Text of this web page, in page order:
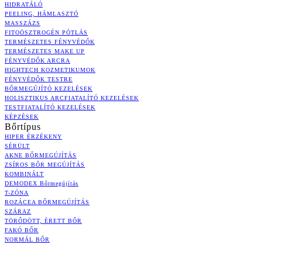
HIDRATÁLÓ
PEELING, HÁMLASZTÓ
MASSZÁZS
FITOÖSZTROGÉN PÓTLÁS
TERMÉSZETES FÉNYVÉDŐK
TERMÉSZETES MAKE UP
FÉNYVÉDŐK ARCRA
HIGHTECH KOZMETIKUMOK
FÉNYVÉDŐK TESTRE
BŐRMEGÚJÍTÓ KEZELÉSEK
HOLISZTIKUS ARCFIATALÍTÓ KEZELÉSEK
TESTFIATALÍTÓ KEZELÉSEK
KÉPZÉSEK
Bőrtípus
HIPER ÉRZÉKENY
SÉRÜLT
AKNE BŐRMEGÚJÍTÁS
ZSÍROS BŐR MEGÚJÍTÁS
KOMBINÁLT
DEMODEX Bőrmegújítás
T-ZÓNA
ROZÁCEA BŐRMEGÚJÍTÁS
SZÁRAZ
TÖRŐDÖTT, ÉRETT BŐR
FAKÓ BŐR
NORMÁL BŐR